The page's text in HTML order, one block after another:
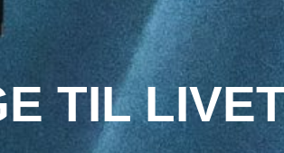
TIL